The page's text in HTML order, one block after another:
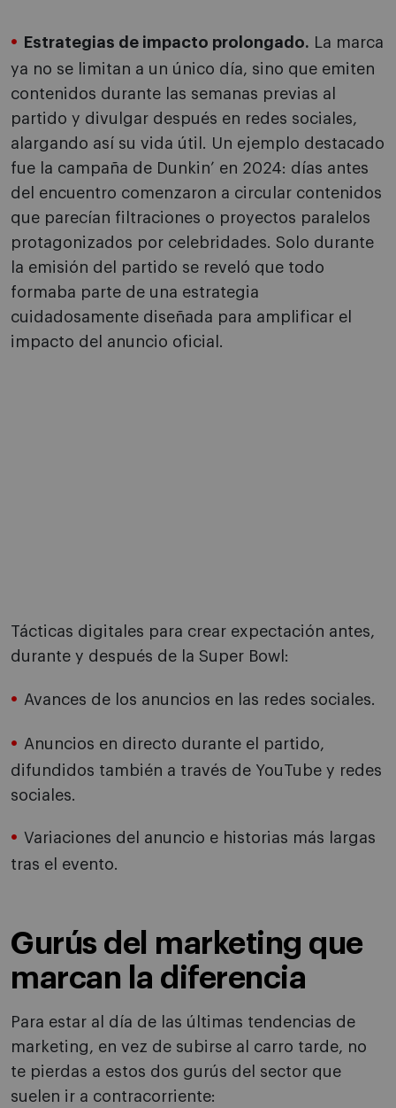
Estrategias de impacto prolongado. La marca
ya no se limitan a un único día, sino que emiten
contenidos durante las semanas previas al
partido y divulgar después en redes sociales,
alargando así su vida útil. Un ejemplo destacado
fue la campaña de Dunkin’ en 2024: días antes
del encuentro comenzaron a circular contenidos
que parecían filtraciones o proyectos paralelos
protagonizados por celebridades. Solo durante
la emisión del partido se reveló que todo
formaba parte de una estrategia
cuidadosamente diseñada para amplificar el
impacto del anuncio oficial.
Tácticas digitales para crear expectación antes,
durante y después de la Super Bowl:
Avances de los anuncios en las redes sociales.
Anuncios en directo durante el partido,
difundidos también a través de YouTube y redes
sociales.
Variaciones del anuncio e historias más largas
tras el evento.
Gurús del marketing que
marcan la diferencia
Para estar al día de las últimas tendencias de
marketing, en vez de subirse al carro tarde, no
te pierdas a estos dos gurús del sector que
suelen ir a contracorriente: